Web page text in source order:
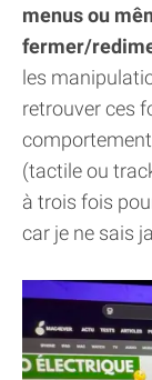
menus ou
fermer/
les
retrouver ces
(tactile ou
à trois fois
car je ne sais